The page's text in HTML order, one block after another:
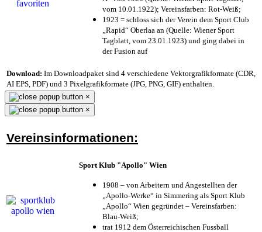
vom 10.01.1922); Vereinsfarben: Rot-Weiß;
1923 = schloss sich der Verein dem Sport Club
„Rapid“ Oberlaa an (Quelle: Wiener Sport
Tagblatt, vom 23.01.1923) und ging dabei in
der Fusion auf
Download: Im Downloadpaket sind 4 verschiedene Vektorgrafikformate (CDR,
AI EPS, PDF) und 3 Pixelgrafikformate (JPG, PNG, GIF) enthalten.
×
×
Vereinsinformationen:
Sport Klub "Apollo" Wien
1908 – von Arbeitern und Angestellten der
„Apollo-Werke“ in Simmering als Sport Klub
„Apollo“ Wien gegründet – Vereinsfarben:
Blau-Weiß;
trat 1912 dem Österreichischen Fussball